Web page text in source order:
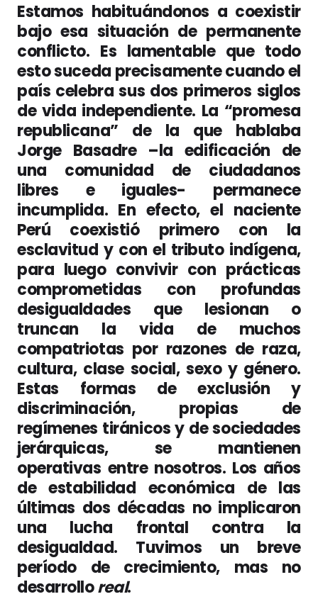
Estamos habituándonos a coexistir
bajo esa situación de permanente
conflicto. Es lamentable que todo
esto suceda precisamente cuando el
país celebra sus dos primeros siglos
de vida independiente. La “promesa
republicana” de la que hablaba
Jorge Basadre –la edificación de
una comunidad de ciudadanos
libres e iguales- permanece
incumplida. En efecto, el naciente
Perú coexistió primero con la
esclavitud y con el tributo indígena,
para luego convivir con prácticas
comprometidas con profundas
desigualdades que lesionan o
truncan la vida de muchos
compatriotas por razones de raza,
cultura, clase social, sexo y género.
Estas formas de exclusión y
discriminación, propias de
regímenes tiránicos y de sociedades
jerárquicas, se mantienen
operativas entre nosotros. Los años
de estabilidad económica de las
últimas dos décadas no implicaron
una lucha frontal contra la
desigualdad. Tuvimos un breve
período de crecimiento, mas no
desarrolloreal.